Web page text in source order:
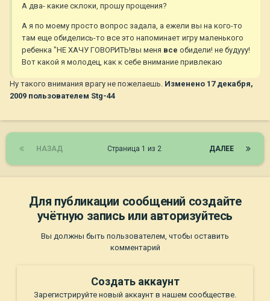
А два- какие склоки, прошу прощения?
А я по моему просто вопрос задала, а ежели вы на кого-то
там еще обиделись-то все это напоминает игру маленького
ребенка "НЕ ХАЧУ ГОВОРИТЬ!вы меня все обидели! не будууу!
Вот какой я молодец, как к себе внимание привлекаю
Ну такого внимания врагу не пожелаешь. Изменено 17 декабря,
2009 пользователем Stg-44
НАЗАД ДАЛЕЕ
Страница 1 из 2
Для публикации сообщений создайте
учётную запись или авторизуйтесь
Вы должны быть пользователем, чтобы оставить
комментарий
Создать аккаунт
Зарегистрируйте новый аккаунт в нашем сообществе.